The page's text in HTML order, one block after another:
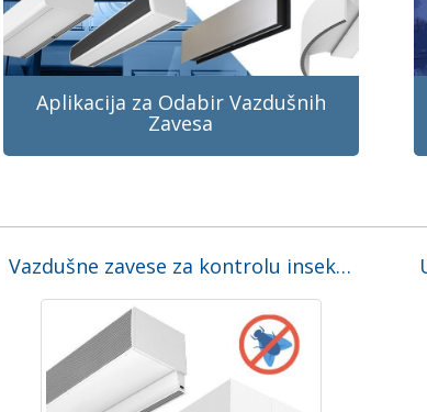
Aplikacija za Odabir Vazdušnih
Zavesa
Vazdušne zavese za kontrolu insekata za višestruke primene